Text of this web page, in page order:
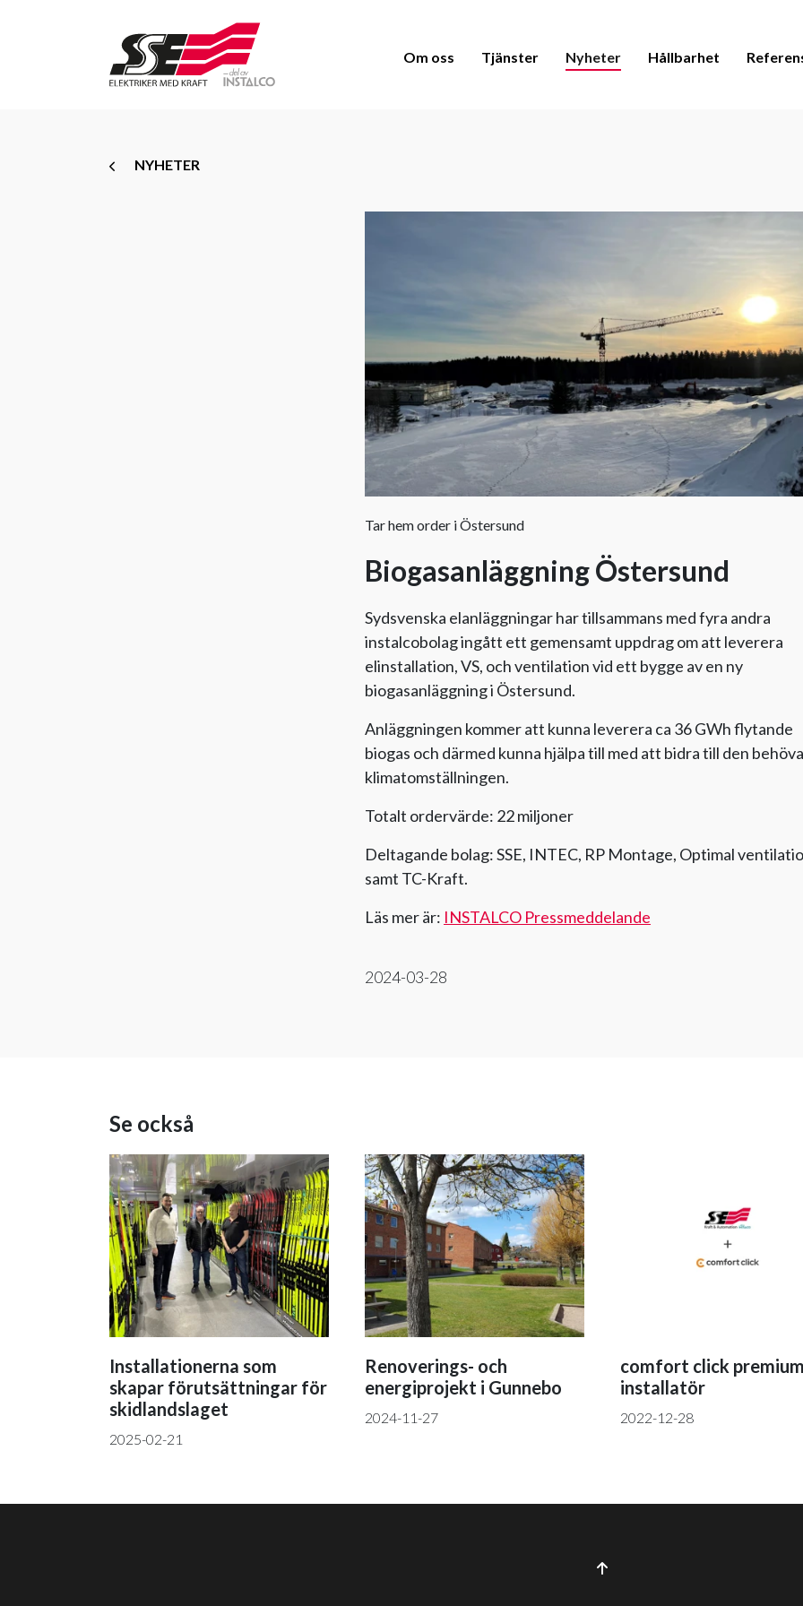
Om oss Tjänster Nyheter Hållbarhet
NYHETER
Tar hem order i Östersund
Biogasanläggning Östersund
Sydsvenska elanläggningar har tillsammans med fyra andra
instalcobolag ingått ett gemensamt uppdrag om att leverera
elinstallation, VS, och ventilation vid ett bygge av en ny
biogasanläggning i Östersund.
Anläggningen kommer att kunna leverera ca 36 GWh flytande
biogas och därmed kunna hjälpa till med att bidra till den
klimatomställningen.
Totalt ordervärde: 22 miljoner
Deltagande bolag: SSE, INTEC, RP Montage, Optimal
samt TC-Kraft.
Läs mer är: INSTALCO Pressmeddelande
2024-03-28
Se också
Installationerna som
skapar förutsättningar för
skidlandslaget
2025-02-21
Renoverings- och
energiprojekt i Gunnebo
2024-11-27
comfort click
installatör
2022-12-28